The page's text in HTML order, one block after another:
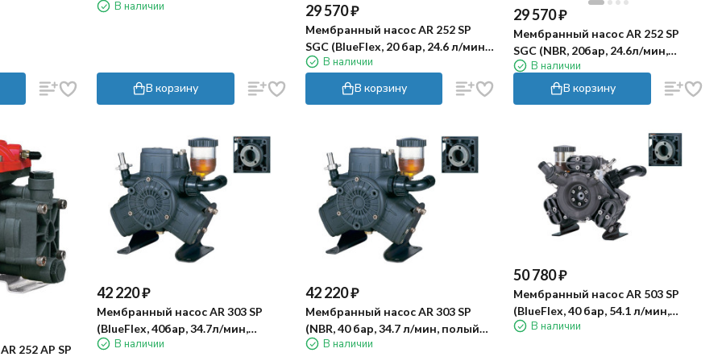
мин, ВОМ 1"⅜)
В наличии
В корзину
29 570₽
Мембранный насос AR 252 SP
SGC (BlueFlex, 20 бар, 24.6 л/мин,
внешний вал 20 мм)
В наличии
В корзину
29 570₽
Мембранный насос AR 252 SP
SGC (NBR, 20бар, 24.6л/мин,
внешний вал 20 мм)
В наличии
В корзину
252 AP SP
42 220₽
Мембранный насос AR 303 SP
(BlueFlex, 40бар, 34.7л/мин,
полый вал 40мм)
В наличии
42 220₽
Мембранный насос AR 303 SP
(NBR, 40 бар, 34.7 л/мин, полый
вал 40 мм)
В наличии
50 780₽
Мембранный насос AR 503 SP
(BlueFlex, 40 бар, 54.1 л/мин,
полый вал 40 мм)
В наличии